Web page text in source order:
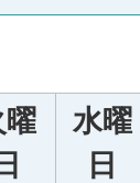
曜
日
水曜
日